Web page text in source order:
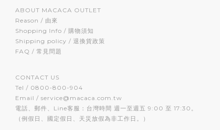
ABOUT MACACA OUTLET
Reason / 由來
Shopping Info / 購物須知
Shipping policy / 退換貨政策
FAQ / 常見問題
CONTACT US
Tel / 0800-800-904
Email / service@macaca.com.tw
電話、郵件、Line客服：台灣時間 週一至週五 9:00 至 17:30。
（例假日、國定假日、天災放假為非工作日。）